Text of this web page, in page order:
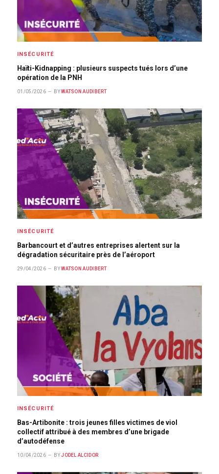
INSÉCURITÉ
Haïti-Kidnapping : plusieurs suspects tués lors d’une
opération de la PNH
01/05/2026 BY WATSON AUDIBERT
INSÉCURITÉ
Barbancourt et d’autres entreprises alertent sur la
dégradation sécuritaire près de l’aéroport
29/04/2026 BY WATSON AUDIBERT
INSÉCURITÉ
Bas-Artibonite : trois jeunes filles victimes de viol
collectif attribué à des membres d’une brigade
d’autodéfense
10/04/2026 BY JODEL ALCIDOR